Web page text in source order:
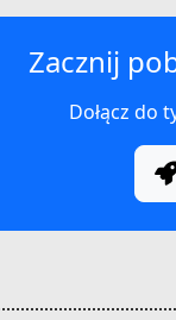
Zacznij
Dołącz do